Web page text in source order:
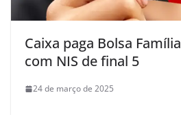
Caixa paga Bolsa
com NIS de final 5
24 de março de 2025